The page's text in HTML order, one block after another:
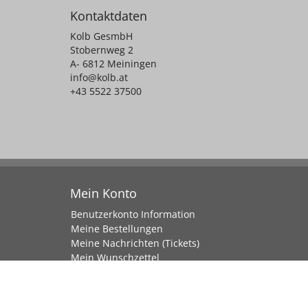
Kontaktdaten
Kolb GesmbH
Stobernweg 2
A- 6812 Meiningen
info@kolb.at
+43 5522 37500
Mein Konto
Benutzerkonto Information
Meine Bestellungen
Meine Nachrichten (Tickets)
Mein Wunschzettel